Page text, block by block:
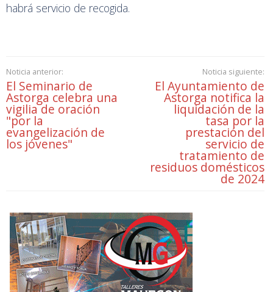
habrá servicio de recogida.
Noticia anterior:
El Seminario de
Astorga celebra una
vigilia de oración
"por la
evangelización de
los jóvenes"
Noticia siguiente:
El Ayuntamiento de
Astorga notifica la
liquidación de la
tasa por la
prestación del
servicio de
tratamiento de
residuos domésticos
de 2024